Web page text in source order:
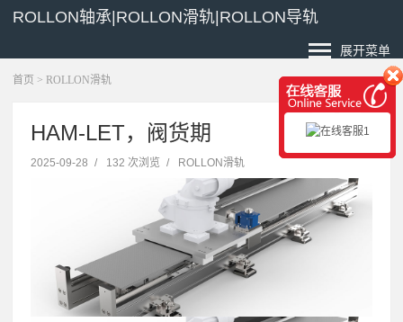
ROLLON轴承|ROLLON滑轨|ROLLON导轨
展开菜单
首页 > ROLLON滑轨
HAM-LET，阀货期
2025-09-28 / 132 次浏览 / ROLLON滑轨